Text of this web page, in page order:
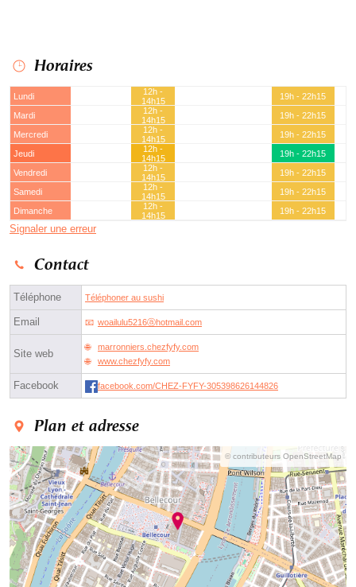
Horaires
Lundi
12h -
14h15
19h - 22h15
Mardi
12h -
14h15
19h - 22h15
Mercredi
12h -
14h15
19h - 22h15
Jeudi
12h -
14h15
19h - 22h15
Vendredi
12h -
14h15
19h - 22h15
Samedi
12h -
14h15
19h - 22h15
Dimanche
12h -
14h15
19h - 22h15
Signaler une erreur
Contact
Téléphone Téléphoner au sushi
Email woailulu5216ⓐhotmail.com
Site web
marronniers.chezfyfy.com
www.chezfyfy.com
Facebook facebook.com/CHEZ-FYFY-305398626144826
Plan et adresse
© contributeurs OpenStreetMap